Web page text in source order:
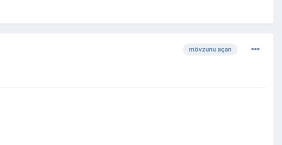
mövzunu açan